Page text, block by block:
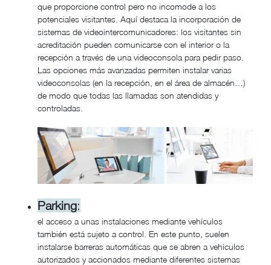
que proporcione control pero no incomode a los
potenciales visitantes. Aquí destaca la incorporación de
sistemas de videointercomunicadores: los visitantes sin
acreditación pueden comunicarse con el interior o la
recepción a través de una videoconsola para pedir paso.
Las opciones más avanzadas permiten instalar varias
videoconsolas (en la recepción, en el área de almacén…)
de modo que todas las llamadas son atendidas y
controladas.
Parking:
el acceso a unas instalaciones mediante vehículos
también está sujeto a control. En este punto, suelen
instalarse barreras automáticas que se abren a vehículos
autorizados y accionados mediante diferentes sistemas